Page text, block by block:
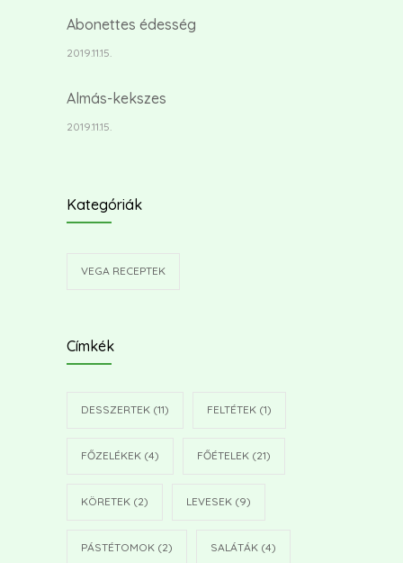
Abonettes édesség
2019.11.15.
Almás-kekszes
2019.11.15.
2019.11.15.
2019.11.15.
2019.11.15.
2019.11.15.
Kategóriák
VEGA RECEPTEK
Címkék
DESSZERTEK (11) FELTÉTEK (1)
FŐZELÉKEK (4) FŐÉTELEK (21)
KÖRETEK (2) LEVESEK (9)
PÁSTÉTOMOK (2) SALÁTÁK (4)